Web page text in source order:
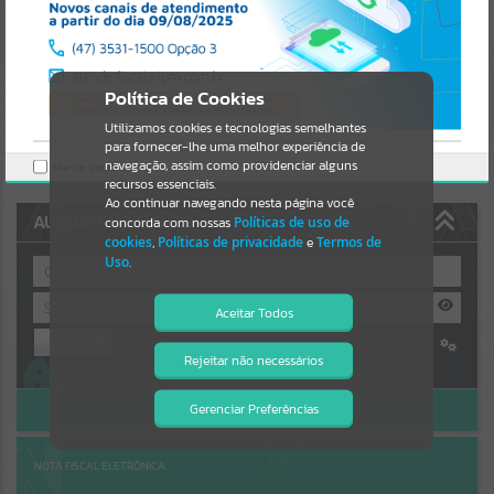
Resultados para""
Portais
Por favor, aguarde...
NOTÍCIAS
Por favor, aguarde...
Por favor, aguarde...
AUTOATENDIMENTO
Cadastre-se|Recuperar Senha
ACESSAR SEM LOGIN
NOTA FISCAL ELETRÔNICA
Política de Cookies
Utilizamos cookies e tecnologias semelhantes
para fornecer-lhe uma melhor experiência de
navegação, assim como providenciar alguns
recursos essenciais.
Ao continuar navegando nesta página você
concorda com nossas Políticas de uso de
cookies, Políticas de privacidadeeTermos de
Uso.
Aceitar Todos
Rejeitar não necessários
Gerenciar Preferências
Isto significa que diversos recursos
providenciados poderão não estar
Marcar como lido.
https://coronelbicaco.atende.net/cidadao/pagina/static/bundle/wpo
_index_2_base_l2_portal_editores_sync_54b34d31f4284e34f664c225
7e2bfef7.js?v=27620b79:47
Verificar Mais Detalhes